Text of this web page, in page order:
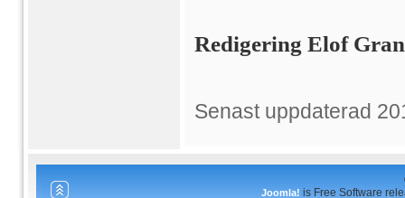
Redigering Elof
Senast uppdaterad
Joomla! is Free Software